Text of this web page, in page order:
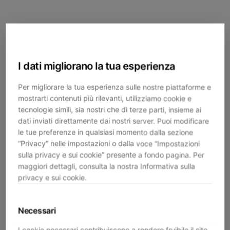
I dati migliorano la tua esperienza
Per migliorare la tua esperienza sulle nostre piattaforme e
mostrarti contenuti più rilevanti, utilizziamo cookie e
tecnologie simili, sia nostri che di terze parti, insieme ai
dati inviati direttamente dai nostri server. Puoi modificare
le tue preferenze in qualsiasi momento dalla sezione
“Privacy” nelle impostazioni o dalla voce “Impostazioni
sulla privacy e sui cookie” presente a fondo pagina. Per
maggiori dettagli, consulta la nostra Informativa sulla
privacy e sui cookie.
Necessari